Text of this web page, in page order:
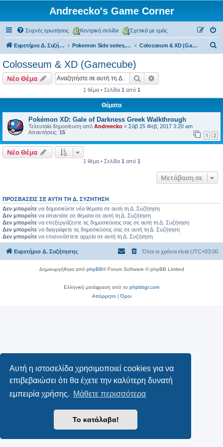
Αυτή η ιστοσελίδα χρησιμοποιεί cookies για να
επιβεβαιώσει ότι θα έχετε την καλύτερη δυνατή
εμπειρία χρήσης. Μάθετε περισσότερα
Το κατάλαβα!
Andreecko's Game Corner
Συχνές ερωτήσεις Κεντρική σελίδα Σχετικά με εμάς
Ευρετήριο Δ. Συζήτησης Pokemon Side series, Spin-offs Colosseum & XD (Gamecube)
η
Colosseum & XD (Gamecube)
Νέο Θέμα Αναζήτηση
1 θέμα • Σελίδα 1 από 1
Θέματα
Pokémon XD: Gale of Darkness Greek Walkthrough
Τελευταία δημοσίευση από Andreecko « Σάβ 25 Φεβ, 2017 3:20 am
Απαντήσεις: 15 1 2
Νέο Θέμα
1 θέμα • Σελίδα 1 από 1
Μετάβαση σε
ΠΡΟΣΒΆΣΕΙΣ ΣΕ ΑΥΤΉ ΤΗ Δ. ΣΥΖΉΤΗΣΗ
Δεν μπορείτε να δημοσιεύετε νέα θέματα σε αυτή τη Δ. Συζήτηση
Δεν μπορείτε να απαντάτε σε θέματα σε αυτή τη Δ. Συζήτηση
Δεν μπορείτε να επεξεργάζεστε τις δημοσιεύσεις σας σε αυτή τη Δ. Συζήτηση
Δεν μπορείτε να διαγράφετε τις δημοσιεύσεις σας σε αυτή τη Δ. Συζήτηση
Δεν μπορείτε να επισυνάπτετε αρχεία σε αυτή τη Δ. Συζήτηση
Ευρετήριο Δ. Συζήτησης Όλοι οι χρόνοι είναι UTC+03:00
Δημιουργήθηκε από phpBB® Forum Software © phpBB Limited
Ελληνική μετάφραση από το phpbbgr.com
Απόρρητο|Όροι